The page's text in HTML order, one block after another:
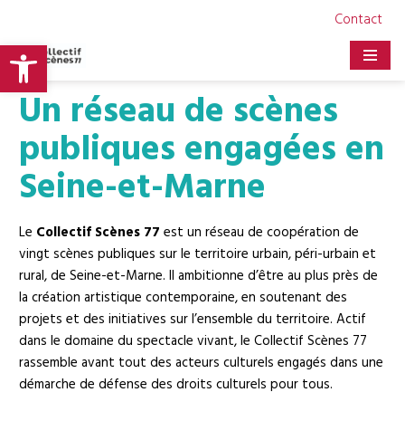
Ouvrir la barre d’outils
Contact
Aller
au
contenu
Un réseau de scènes
publiques engagées en
Seine-et-Marne
Le Collectif Scènes 77 est un réseau de coopération de
vingt scènes publiques sur le territoire urbain, péri-urbain et
rural, de Seine-et-Marne. Il ambitionne d’être au plus près de
la création artistique contemporaine, en soutenant des
projets et des initiatives sur l’ensemble du territoire. Actif
dans le domaine du spectacle vivant, le Collectif Scènes 77
rassemble avant tout des acteurs culturels engagés dans une
démarche de défense des droits culturels pour tous.